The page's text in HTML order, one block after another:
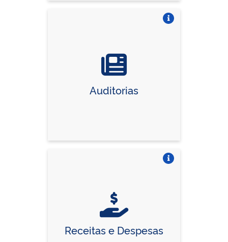
Auditorias
Receitas e Despesas